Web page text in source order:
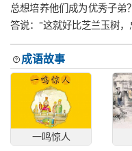
总想培养他们成为优秀子
答说："这就好比芝兰玉树
成语故事
一鸣惊人